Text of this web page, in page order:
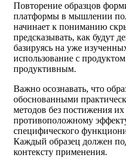
Повторение образцов
платформы в мышлении
начинает к пониманию
предсказывать, как будут
базируясь на уже
использование с
продуктивным.
Важно осознавать, что
обоснованными
методов без постижения
противоположному
специфического
Каждый образец должен
контексту применения.